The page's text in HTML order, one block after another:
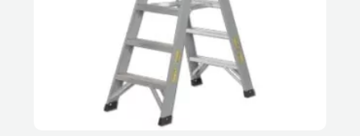
worden
op
de
productpagina